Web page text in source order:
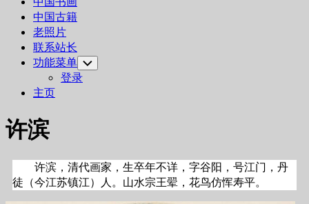
中国古籍
老照片
联系站长
功能菜单 Toggle
Child
Menu
登录
主页
许滨
许滨，清代画家，生卒年不详，字谷阳，号江门，丹
徒（今江苏镇江）人。山水宗王翚，花鸟仿恽寿平。